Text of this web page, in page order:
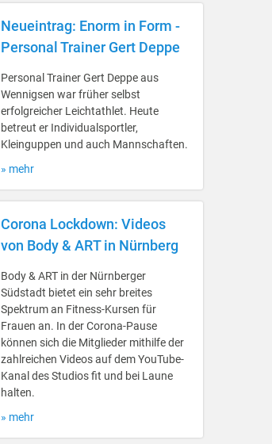
Neueintrag: Enorm in Form -
Personal Trainer Gert Deppe
Personal Trainer Gert Deppe aus
Wennigsen war früher selbst
erfolgreicher Leichtathlet. Heute
betreut er Individualsportler,
Kleinguppen und auch Mannschaften.
» mehr
Corona Lockdown: Videos
von Body & ART in Nürnberg
Body & ART in der Nürnberger
Südstadt bietet ein sehr breites
Spektrum an Fitness-Kursen für
Frauen an. In der Corona-Pause
können sich die Mitglieder mithilfe der
zahlreichen Videos auf dem YouTube-
Kanal des Studios fit und bei Laune
halten.
» mehr